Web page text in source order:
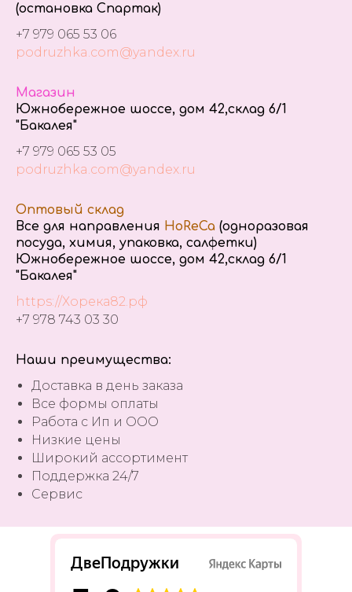
(остановка Спартак)
+7 979 065 53 06
podruzhka.com@yandex.ru
Магазин
Южнобережное шоссе, дом 42,склад 6/1
"Бакалея"
+7 979 065 53 05
podruzhka.com@yandex.ru
Оптовый склад
Все для направления HoReCa (одноразовая
посуда, химия, упаковка, салфетки)
Южнобережное шоссе, дом 42,склад 6/1
"Бакалея"
https://Хорека82.рф
+7 978 743 03 30
Наши преимущества:
Доставка в день заказа
Все формы оплаты
Работа с Ип и ООО
Низкие цены
Широкий ассортимент
Поддержка 24/7
Сервис